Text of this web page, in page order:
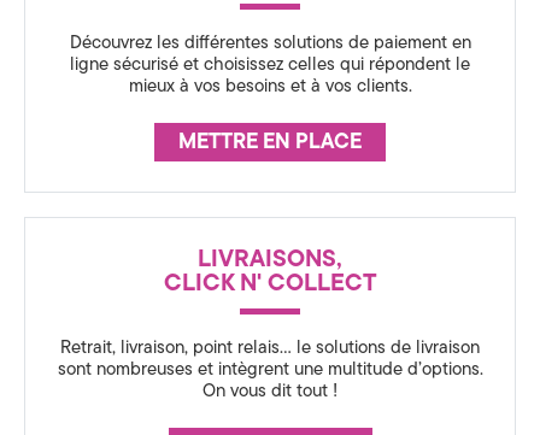
s
Découvrez les différentes solutions de paiement en
ligne sécurisé et choisissez celles qui répondent le
mieux à vos besoins et à vos clients.
METTRE EN PLACE
LIVRAISONS,
CLICK N' COLLECT
Retrait, livraison, point relais… le solutions de livraison
sont nombreuses et intègrent une multitude d’options.
On vous dit tout !